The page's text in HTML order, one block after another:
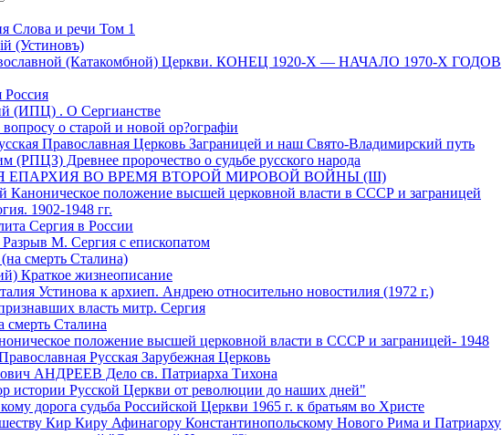
Слова и речи Том 1
(Устиновъ)
(Катакомбной) Церкви. КОНЕЦ 1920-Х — НАЧАЛО 1970-Х ГОДОВ
Россия
(ИПЦ) . О Сергианстве
о старой и новой ор?ографiи
Православная Церковь Заграницей и наш Свято-Владимирский путь
(РПЦЗ) Древнее пророчество о судьбе русского народа
ЕПАРХИЯ ВО ВРЕМЯ ВТОРОЙ МИРОВОЙ ВОЙНЫ (III)
Каноническое положение высшей церковной власти в СССР и заграницей
1902-1948 гг.
Сергия в России
М. Сергия с епископатом
смерть Сталина)
Краткое жизнеописание
Устинова к архиеп. Андрею относительно новостилия (1972 г.)
власть митр. Сергия
Сталина
положение высшей церковной власти в СССР и заграницей- 1948
Русская Зарубежная Церковь
АНДРЕЕВ Дело св. Патриарха Тихона
истории Русской Церкви от революции до наших дней"
дорога судьба Российской Церкви 1965 г. к братьям во Христе
Кир Киру Афинагору Константинопольскому Нового Рима и Патриарху